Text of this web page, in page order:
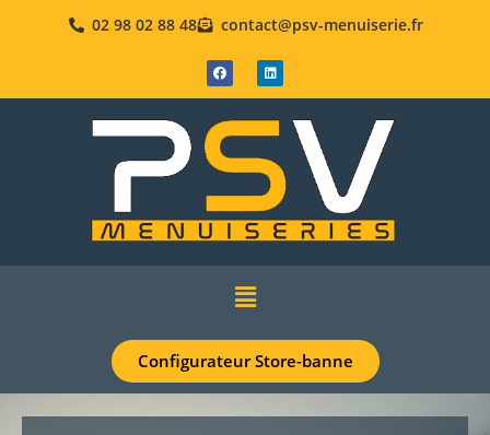
02 98 02 88 48 contact@psv-menuiserie.fr
Configurateur Store-banne